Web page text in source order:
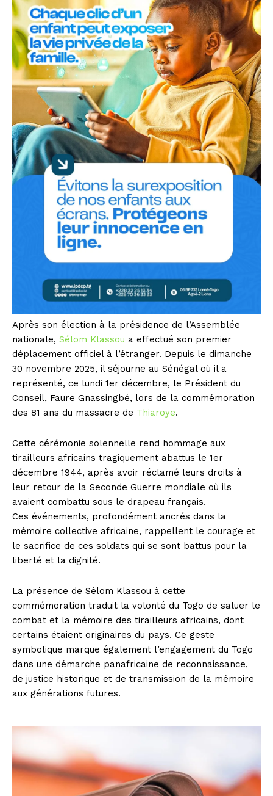
Après son élection à la présidence de l’Assemblée
nationale, Sélom Klassou a effectué son premier
déplacement officiel à l’étranger. Depuis le dimanche
30 novembre 2025, il séjourne au Sénégal où il a
représenté, ce lundi 1er décembre, le Président du
Conseil, Faure Gnassingbé, lors de la commémoration
des 81 ans du massacre de Thiaroye.
Cette cérémonie solennelle rend hommage aux
tirailleurs africains tragiquement abattus le 1er
décembre 1944, après avoir réclamé leurs droits à
leur retour de la Seconde Guerre mondiale où ils
avaient combattu sous le drapeau français.
Ces événements, profondément ancrés dans la
mémoire collective africaine, rappellent le courage et
le sacrifice de ces soldats qui se sont battus pour la
liberté et la dignité.
La présence de Sélom Klassou à cette
commémoration traduit la volonté du Togo de saluer le
combat et la mémoire des tirailleurs africains, dont
certains étaient originaires du pays. Ce geste
symbolique marque également l’engagement du Togo
dans une démarche panafricaine de reconnaissance,
de justice historique et de transmission de la mémoire
aux générations futures.